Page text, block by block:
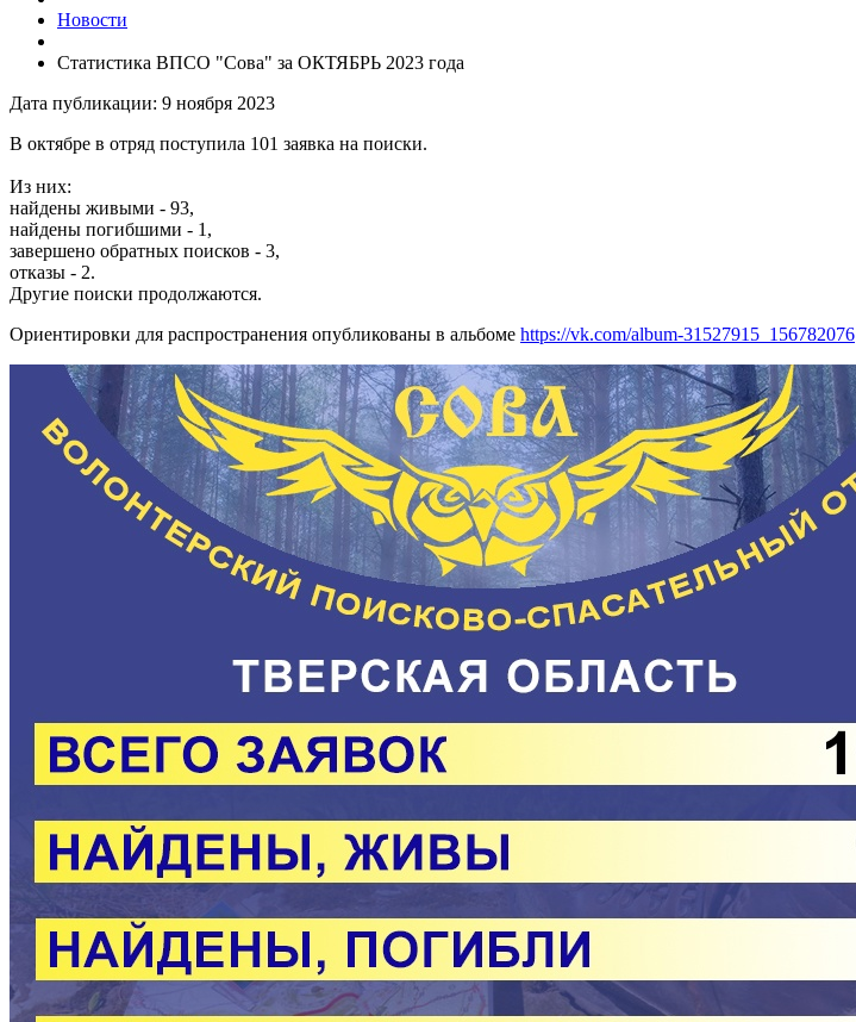
Новости
Статистика ВПСО "Сова" за ОКТЯБРЬ 2023 года
Дата публикации: 9 ноября 2023
В октябре в отряд поступила 101 заявка на поиски.
Из них:
найдены живыми - 93,
найдены погибшими - 1,
завершено обратных поисков - 3,
отказы - 2.
Другие поиски продолжаются.
Ориентировки для распространения опубликованы в альбоме https://vk.com/album-31527915_156782076